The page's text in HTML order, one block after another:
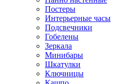
Постеры
Интерьерные часы
Подсвечники
Гобелены
Зеркала
Минибары
Шкатулки
Ключницы